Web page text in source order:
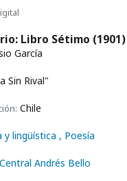
Libro Sétimo (1901)
García
Sin Rival"
Chile
y lingüística , Poesía
Andrés Bello